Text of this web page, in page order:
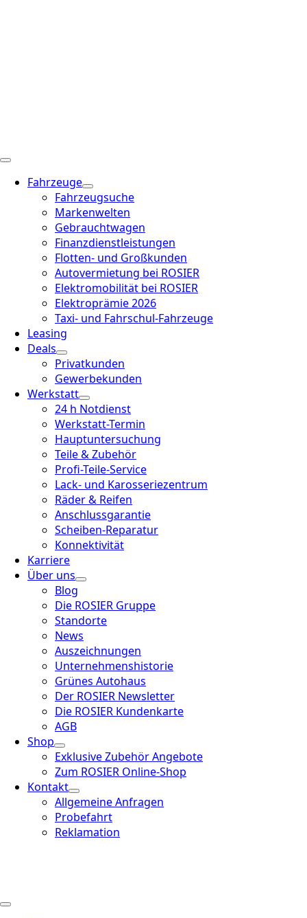
Fahrzeuge
Fahrzeugsuche
Markenwelten
Gebrauchtwagen
Finanzdienstleistungen
Flotten- und Großkunden
Autovermietung bei ROSIER
Elektromobilität bei ROSIER
Elektroprämie 2026
Taxi- und Fahrschul-Fahrzeuge
Leasing
Deals
Privatkunden
Gewerbekunden
Werkstatt
24 h Notdienst
Werkstatt-Termin
Hauptuntersuchung
Teile & Zubehör
Profi-Teile-Service
Lack- und Karosseriezentrum
Räder & Reifen
Anschlussgarantie
Scheiben-Reparatur
Konnektivität
Karriere
Über uns
Blog
Die ROSIER Gruppe
Standorte
News
Auszeichnungen
Unternehmenshistorie
Grünes Autohaus
Der ROSIER Newsletter
Die ROSIER Kundenkarte
AGB
Shop
Exklusive Zubehör Angebote
Zum ROSIER Online-Shop
Kontakt
Allgemeine Anfragen
Probefahrt
Reklamation